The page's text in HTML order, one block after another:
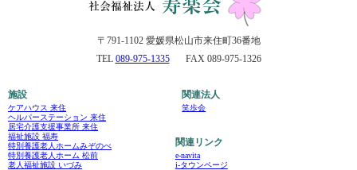
〒791-1102 愛媛県松山市来住町36番地
TEL 089-975-1335 FAX 089-975-1326
施設
ケアハウス 来住
ヘルパーステーション 来住
居宅介護支援事業所 来住
福祉施設 福寿
特別養護老人ホームみぞのべ
特別養護老人ホーム 松前
老人福祉施設 いづみ
関連法人
笑歩会
関連リンク
e-navita
i-タウンページ